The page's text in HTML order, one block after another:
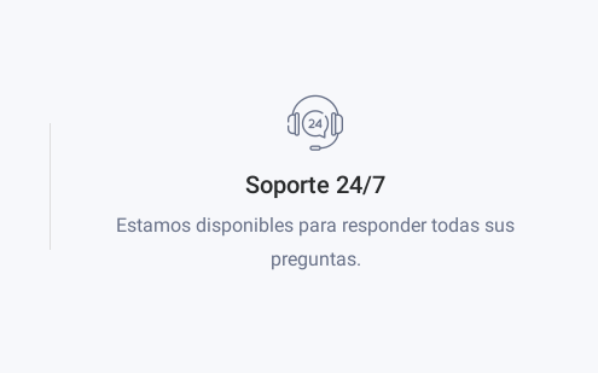
Soporte 24/7
Estamos disponibles para responder todas sus
preguntas.